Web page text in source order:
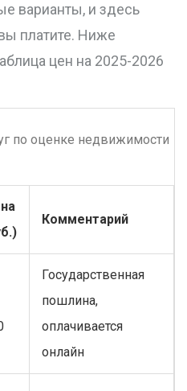
варианты, и здесь
платите. Ниже
цен на 2025-2026
по оценке недвижимости
Комментарий
Государственная
пошлина,
оплачивается
онлайн